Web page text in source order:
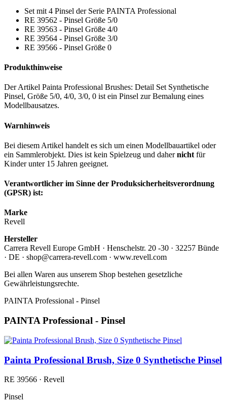
Set mit 4 Pinsel der Serie PAINTA Professional
RE 39562 - Pinsel Größe 5/0
RE 39563 - Pinsel Größe 4/0
RE 39564 - Pinsel Größe 3/0
RE 39566 - Pinsel Größe 0
Produkthinweise
Der Artikel Painta Professional Brushes: Detail Set Synthetische
Pinsel, Größe 5/0, 4/0, 3/0, 0 ist ein Pinsel zur Bemalung eines
Modellbausatzes.
Warnhinweis
Bei diesem Artikel handelt es sich um einen Modellbauartikel oder
ein Sammlerobjekt. Dies ist kein Spielzeug und dahernicht für
Kinder unter 15 Jahren geeignet.
Verantwortlicher im Sinne der Produksicherheitsverordnung
(GPSR) ist:
Marke
Revell
Hersteller
Carrera Revell Europe GmbH · Henschelstr. 20 -30 · 32257 Bünde
· DE · shop@carrera-revell.com · www.revell.com
Bei allen Waren aus unserem Shop bestehen gesetzliche
Gewährleistungsrechte.
PAINTA Professional - Pinsel
PAINTA Professional - Pinsel
Painta Professional Brush, Size 0 Synthetische Pinsel
RE 39566 · Revell
Pinsel